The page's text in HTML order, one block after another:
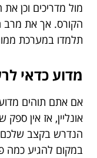
מול מדריכים וכן
הקורס. אך את מרב
תלמדו במערכת
מדוע כדאי
אם אתם תוהים
אונליין, אז אין
הנדרש בקצב
במקום להגיע כמה